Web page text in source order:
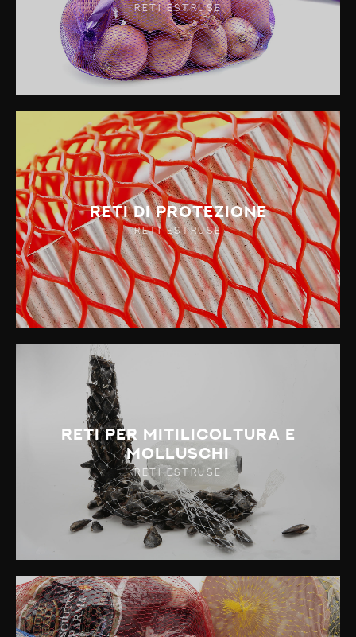
RETI ESTRUSE
Reti di Protezione
RETI ESTRUSE
Reti per mitilicoltura e
molluschi
RETI ESTRUSE